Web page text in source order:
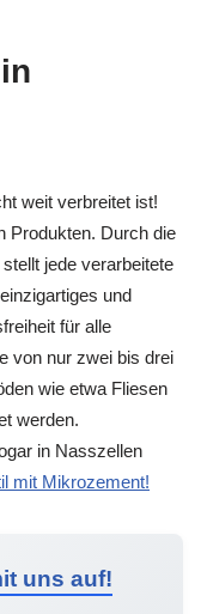
weit verbreitet ist!
Produkten. Durch die
jede verarbeitete
und
für alle
von nur zwei bis drei
wie etwa Fliesen
werden.
in Nasszellen
mit Mikrozement!
uns auf!